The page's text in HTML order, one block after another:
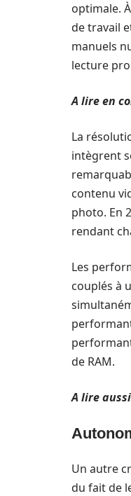
optimale.
de travail
manuels
lecture
A lire en
La
intègrent
contenu
photo. En
rendant
Les
couplés à
de RAM.
A lire
Un autre
du fait de